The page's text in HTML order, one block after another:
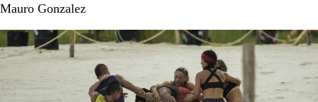
Mauro Gonzalez